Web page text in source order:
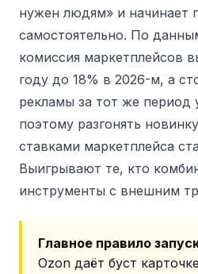
нужен людям» и начинает
самостоятельно. По
комиссия маркетплейсов
году до 18% в 2026-м, а
рекламы за тот же период
поэтому разгонять
ставками маркетплейса
Выигрывают те, кто
инструменты с внешним
Главное правило
Ozon даёт буст